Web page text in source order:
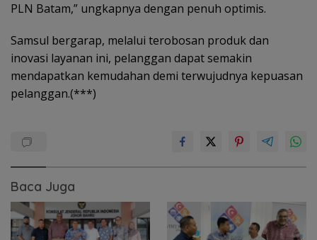
PLN Batam,” ungkapnya dengan penuh optimis.
Samsul bergarap, melalui terobosan produk dan
inovasi layanan ini, pelanggan dapat semakin
mendapatkan kemudahan demi terwujudnya kepuasan
pelanggan.(***)
Baca Juga